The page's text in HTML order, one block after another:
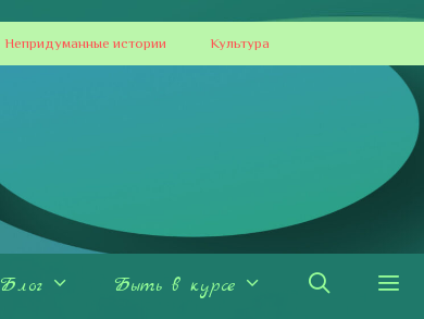
Непридуманные истории Культура
Блог Быть в курсе